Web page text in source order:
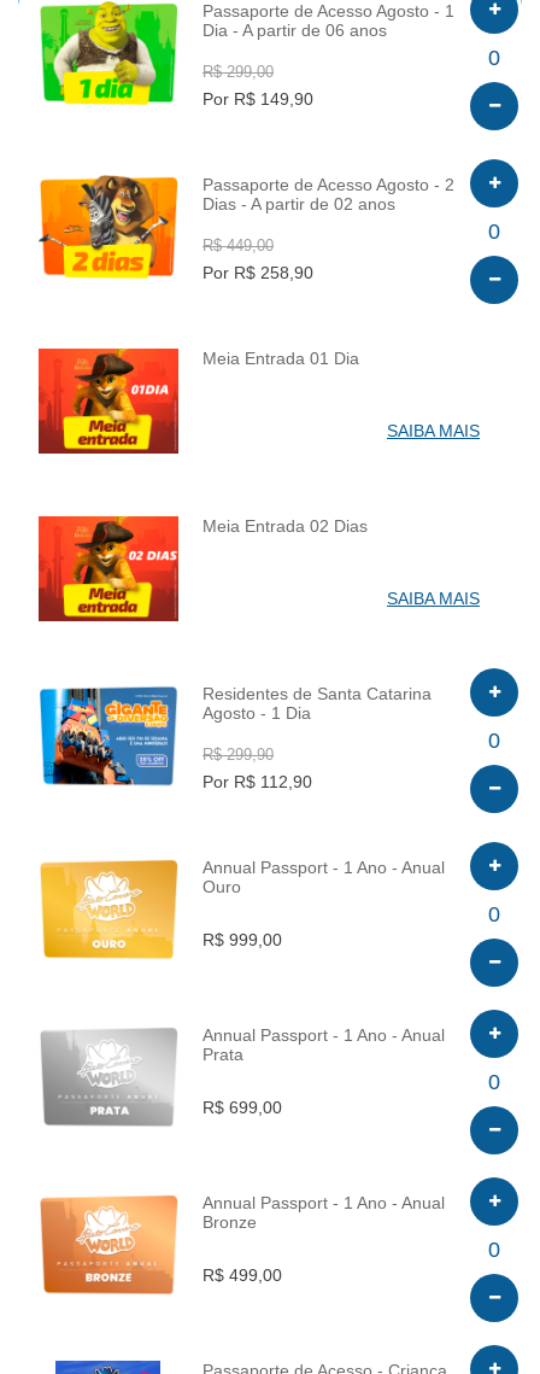
INFO
Passaporte de Acesso Agosto - 1
Dia - A partir de 06 anos
R$ 299,00
Por R$ 149,90
0
INFO
Passaporte de Acesso Agosto - 2
Dias - A partir de 02 anos
R$ 449,00
Por R$ 258,90
0
INFO
Meia Entrada 01 Dia
SAIBA MAIS
INFO
Meia Entrada 02 Dias
SAIBA MAIS
INFO
Residentes de Santa Catarina
Agosto - 1 Dia
R$ 299,90
Por R$ 112,90
0
INFO
Annual Passport - 1 Ano - Anual
Ouro
R$ 999,00
0
INFO
Annual Passport - 1 Ano - Anual
Prata
R$ 699,00
0
INFO
Annual Passport - 1 Ano - Anual
Bronze
R$ 499,00
0